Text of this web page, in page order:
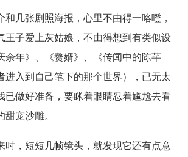
和几张剧照海报，心里不由得一咯噔，
王子爱上灰姑娘，不由得想到有类似设
余年》、《赘婿》、《传闻中的陈芊
进入到自己笔下的那个世界），已无太
已做好准备，要眯着眼睛忍着尴尬去看
宠沙雕。
时，短短几帧镜头，就发现它还有点意